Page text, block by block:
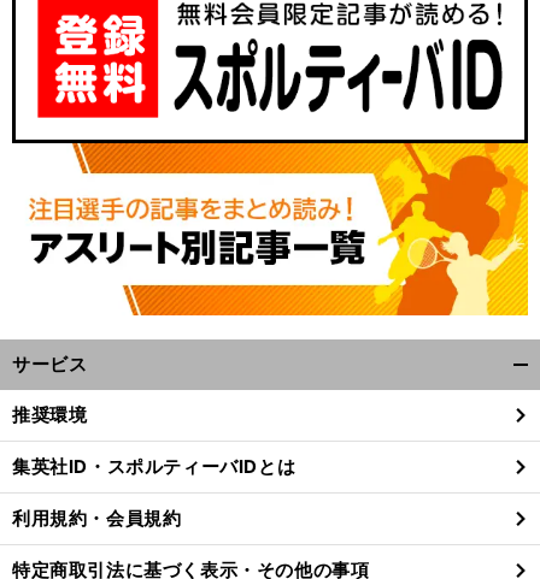
】 J2
悔
」
Ｊ
リーグ外国人最多得点者はセレソンでない無名FW マルキーニョスが15シーズンも日本で活躍できた理由
サービス
閉
る
推奨環境
集英社ID・スポルティーバIDとは
利用規約・会員規約
特定商取引法に基づく表示・その他の事項